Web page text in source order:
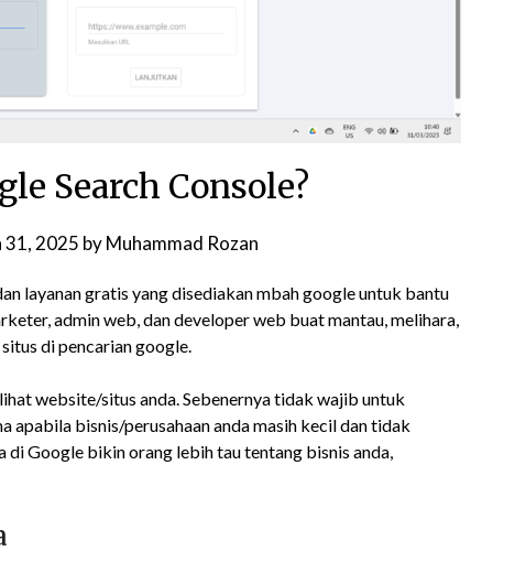
Search Console?
31, 2025 byMuhammad Rozan
layanan gratis yang disediakan mbah google untuk bantu
admin web, dan developer web buat mantau, melihara,
di pencarian google.
website/situs anda. Sebenernya tidak wajib untuk
apabila bisnis/perusahaan anda masih kecil dan tidak
di Google bikin orang lebih tau tentang bisnis anda,